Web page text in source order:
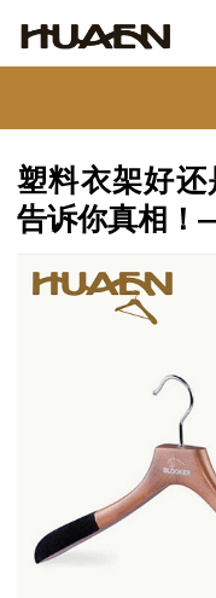
塑料衣架好
告诉你真相！